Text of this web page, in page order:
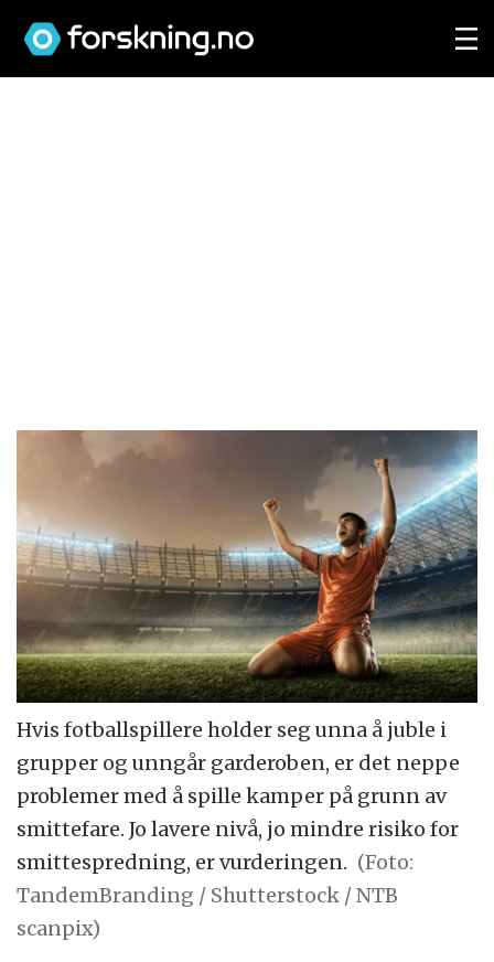
Hvis fotballspillere holder seg unna å juble i
grupper og unngår garderoben, er det neppe
problemer med å spille kamper på grunn av
smittefare. Jo lavere nivå, jo mindre risiko for
smittespredning, er vurderingen. (Foto:
TandemBranding / Shutterstock / NTB
scanpix)